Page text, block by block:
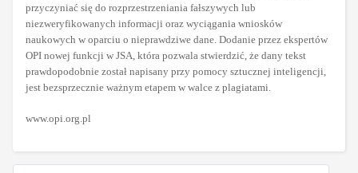
przyczyniać się do rozprzestrzeniania fałszywych lub
niezweryfikowanych informacji oraz wyciągania wniosków
naukowych w oparciu o nieprawdziwe dane. Dodanie przez ekspertów
OPI nowej funkcji w JSA, która pozwala stwierdzić, że dany tekst
prawdopodobnie został napisany przy pomocy sztucznej inteligencji,
jest bezsprzecznie ważnym etapem w walce z plagiatami.
www.opi.org.pl